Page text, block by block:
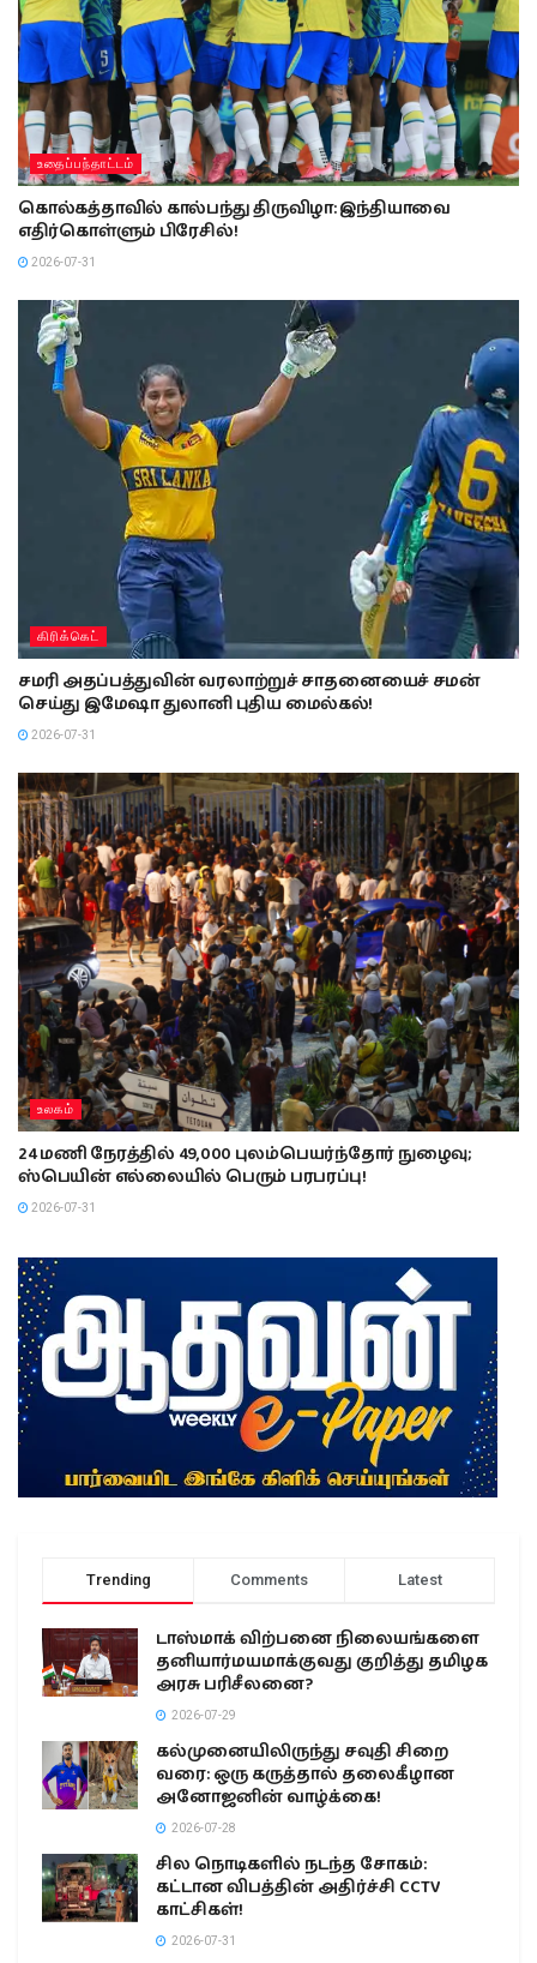
உதைப்பந்தாட்டம்
கொல்கத்தாவில் கால்பந்து திருவிழா: இந்தியாவை
எதிர்கொள்ளும் பிரேசில்!
2026-07-31
கிரிக்கெட்
சமரி அதப்பத்துவின் வரலாற்றுச் சாதனையைச் சமன்
செய்து இமேஷா துலானி புதிய மைல்கல்!
2026-07-31
உலகம்
24 மணி நேரத்தில் 49,000 புலம்பெயர்ந்தோர் நுழைவு;
ஸ்பெயின் எல்லையில் பெரும் பரபரப்பு!
2026-07-31
Trending Comments Latest
டாஸ்மாக் விற்பனை நிலையங்களை
தனியார்மயமாக்குவது குறித்து தமிழக
அரசு பரிசீலனை?
2026-07-29
கல்முனையிலிருந்து சவுதி சிறை
வரை: ஒரு கருத்தால் தலைகீழான
அனோஜனின் வாழ்க்கை!
2026-07-28
சில நொடிகளில் நடந்த சோகம்:
கட்டான விபத்தின் அதிர்ச்சி CCTV
காட்சிகள்!
2026-07-31